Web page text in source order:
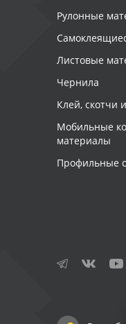
Рулонные
Листовые
Чернила
Клей, скотчи
Мобильные
материалы
Профильные